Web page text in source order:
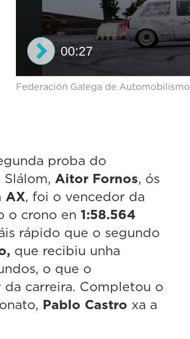
s
o
2
s
c
d
s
V
o
l
m
00:27
Federación Galega de Automobilismo
proba do
Aitor Fornos, ós
AX, foi o vencedor da
o crono en 1:58.564
rápido que o segundo
que recibiu unha
o que o
carreira. Completou o
Pablo Castro xa a